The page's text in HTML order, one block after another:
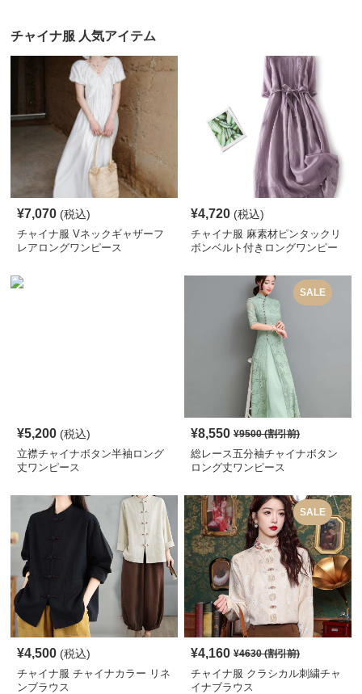
チャイナ服 人気アイテム
¥7,070 (税込)
チャイナ服 Vネックギャザーフ
レアロングワンピース
¥4,720 (税込)
チャイナ服 麻素材ピンタックリ
ボンベルト付きロングワンピー
¥5,200 (税込)
立襟チャイナボタン半袖ロング
丈ワンピース
SALE
¥8,550 ¥9500(割引前)
総レース五分袖チャイナボタン
ロング丈ワンピース
¥4,500 (税込)
チャイナ服 チャイナカラー リネ
ンブラウス
SALE
¥4,160 ¥4630(割引前)
チャイナ服 クラシカル刺繍チャ
イナブラウス